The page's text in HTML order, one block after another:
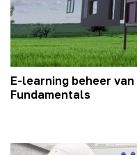
E-learning beheer van
Fundamentals